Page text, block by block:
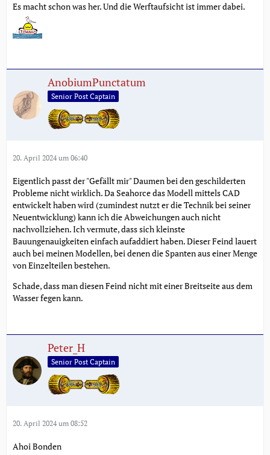
Es macht schon was her. Und die Werftaufsicht ist immer dabei.
AnobiumPunctatum
Senior Post Captain
20. April 2024 um 06:40
Eigentlich passt der "Gefällt mir" Daumen bei den geschilderten
Probleme nicht wirklich. Da Seahorce das Modell mittels CAD
entwickelt haben wird (zumindest nutzt er die Technik bei seiner
Neuentwicklung) kann ich die Abweichungen auch nicht
nachvollziehen. Ich vermute, dass sich kleinste
Bauungenauigkeiten einfach aufaddiert haben. Dieser Feind lauert
auch bei meinen Modellen, bei denen die Spanten aus einer Menge
von Einzelteilen bestehen.
Schade, dass man diesen Feind nicht mit einer Breitseite aus dem
Wasser fegen kann.
Peter_H
Senior Post Captain
20. April 2024 um 08:52
Ahoi Bonden